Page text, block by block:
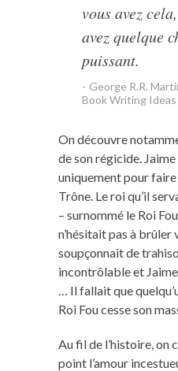
vous avez
avez quelque
puissant.
George R.R.
Book Writing Ideas
On découvre
de son régicide. Jaime
uniquement pour
Trône. Le roi qu’il
– surnommé le Roi
n’hésitait pas à brûler
soupçonnait de
incontrôlable et
… Il fallait que
Roi Fou cesse son
Au fil de l’histoire, on
point l’amour